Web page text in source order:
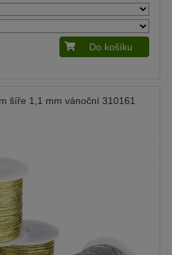
Do košíku
šíře 1,1 mm vánoční 310161